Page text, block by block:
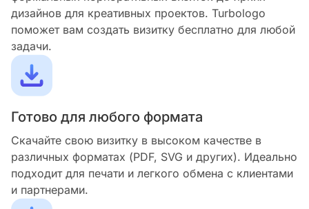
дизайнов для креативных проектов. Turbologo
поможет вам создать визитку бесплатно для любой
задачи.
Готово для любого формата
Скачайте свою визитку в высоком качестве в
различных форматах (PDF, SVG и других). Идеально
подходит для печати и легкого обмена с клиентами
и партнерами.